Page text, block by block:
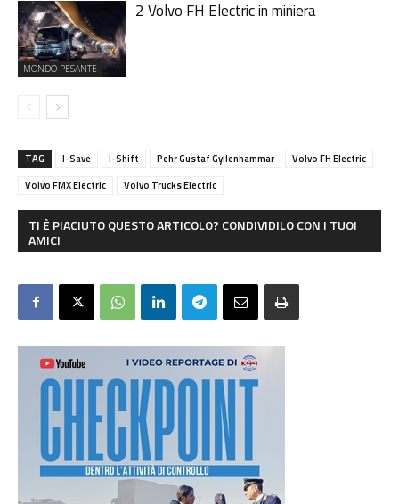
MONDO PESANTE
2 Volvo FH Electric in miniera
TAG I-Save I-Shift Pehr Gustaf Gyllenhammar
Volvo FH Electric
Volvo FMX Electric
Volvo Trucks Electric
TI È PIACIUTO QUESTO ARTICOLO? CONDIVIDILO CON I TUOI
AMICI